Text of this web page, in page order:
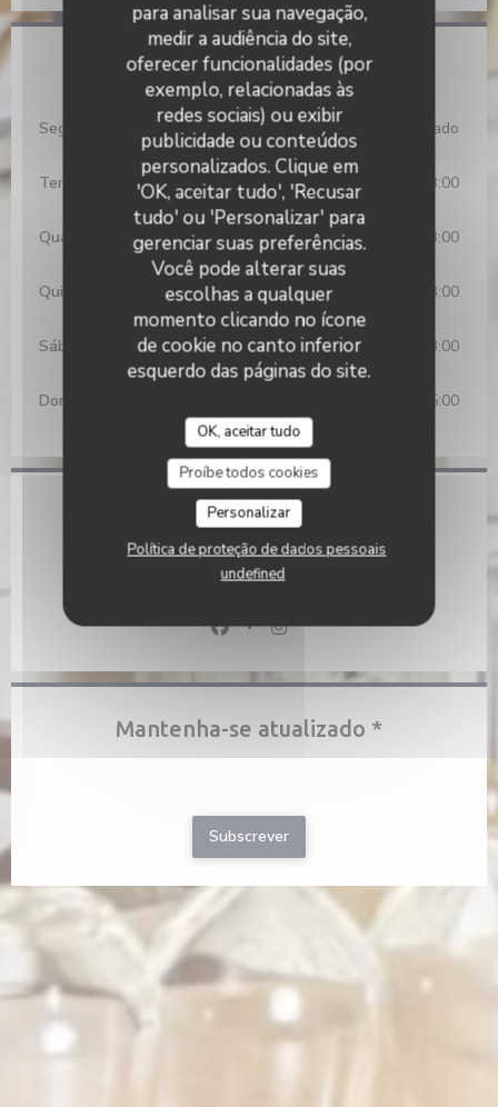
para analisar sua navegação,
medir a audiência do site,
oferecer funcionalidades (por
exemplo, relacionadas às
redes sociais) ou exibir
publicidade ou conteúdos
personalizados. Clique em
'OK, aceitar tudo', 'Recusar
tudo' ou 'Personalizar' para
gerenciar suas preferências.
Você pode alterar suas
escolhas a qualquer
momento clicando no ícone
de cookie no canto inferior
esquerdo das páginas do site.
OK, aceitar tudo
Proíbe todos cookies
Personalizar
Política de proteção de dados pessoais
undefined
janela))
nova janela))
Horário de abertura
Segunda-feira Fechado
Terça-feira 12:00 - 14:30 18:30 - 23:00
Quarta-feira 18:30 - 23:00
Qui 12:00 - 14:30 18:30 - 23:00
Sábado 12:00 - 15:00 • 18:30 - 23:00
Domingo 11:30 - 15:00
Local
8, rue Lamarck 75018 Paris((abre numa nova
01 53 41 01 60
Facebook ((abre numa nova janela))
Instagram ((abre numa nova
Mantenha-se atualizado *
Subscrever a nossa newsletter para receber comunicações
Subscrever